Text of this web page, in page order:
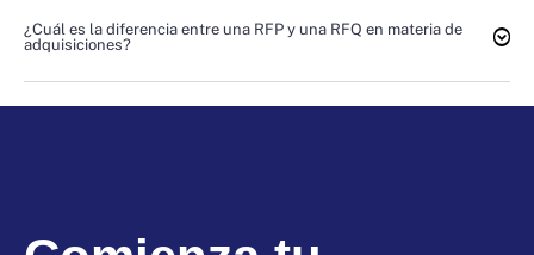
¿Cuál es la diferencia entre una RFP y una RFQ en materia de
adquisiciones?